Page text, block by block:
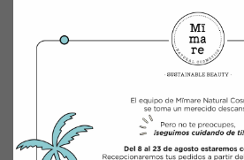
junio 2025
marzo 2025
febrero 2025
enero 2025
marzo 2024